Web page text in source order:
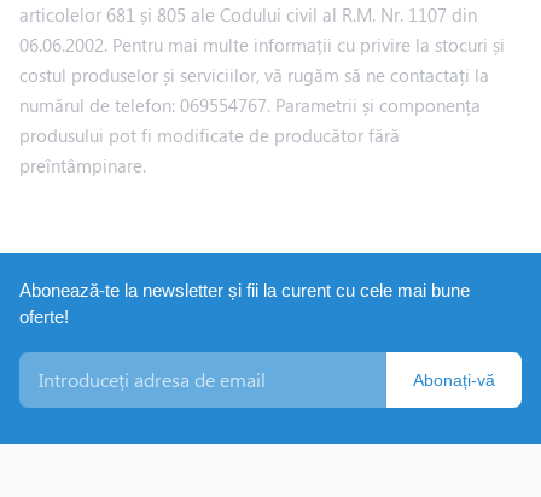
articolelor 681 și 805 ale Codului civil al R.M. Nr. 1107 din
06.06.2002. Pentru mai multe informații cu privire la stocuri și
costul produselor și serviciilor, vă rugăm să ne contactați la
numărul de telefon: 069554767. Parametrii și componența
produsului pot fi modificate de producător fără
preîntâmpinare.
Abonează-te la newsletter și fii la curent cu cele mai bune
oferte!
Abonați-vă